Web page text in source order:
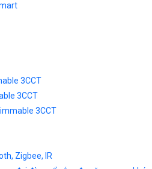
3CCT
3CCT
3CCT
Zigbee, IR